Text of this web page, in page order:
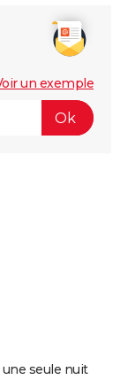
un exemple
une seule nuit